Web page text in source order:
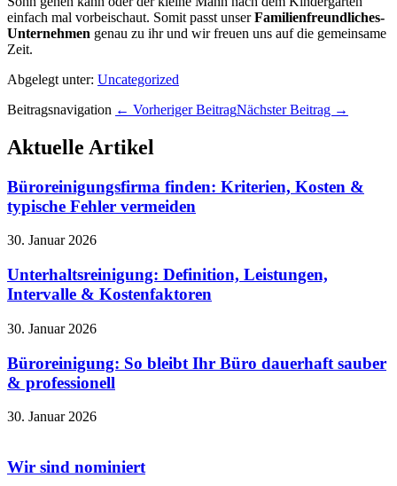
einfach mal vorbeischaut. Somit passt unserFamilienfreundliches-
Unternehmen genau zu ihr und wir freuen uns auf die gemeinsame
Zeit.
Abgelegt unter: Uncategorized
Beitragsnavigation ← Vorheriger BeitragNächster Beitrag →
Aktuelle Artikel
Büroreinigungsfirma finden: Kriterien, Kosten &
typische Fehler vermeiden
30. Januar 2026
Unterhaltsreinigung: Definition, Leistungen,
Intervalle & Kostenfaktoren
30. Januar 2026
Büroreinigung: So bleibt Ihr Büro dauerhaft sauber
& professionell
30. Januar 2026
Wir sind nominiert